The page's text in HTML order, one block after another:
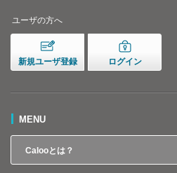
ユーザの方へ
新規ユーザ登録 ログイン
MENU
Calooとは？